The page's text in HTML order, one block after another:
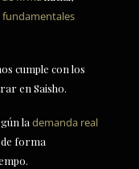
fundamentales
cumple con los
en Saisho.
la demanda real
forma